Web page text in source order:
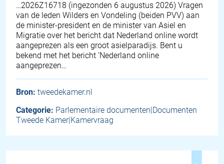
… 2026Z16718 (ingezonden 6 augustus 2026) Vragen
van de leden Wilders en Vondeling (beiden PVV) aan
de minister-president en de minister van Asiel en
Migratie over het bericht dat Nederland online wordt
aangeprezen als een groot asielparadijs. Bent u
bekend met het bericht 'Nederland online
aangeprezen…
Bron: tweedekamer.nl
Categorie: Parlementaire documenten|Documenten
Tweede Kamer|Kamervraag